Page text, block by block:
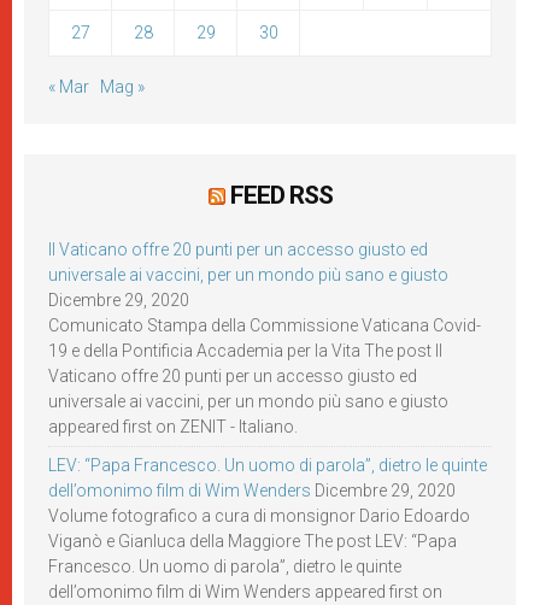
27 28 29 30
« Mar Mag »
FEED RSS
Il Vaticano offre 20 punti per un accesso giusto ed
universale ai vaccini, per un mondo più sano e giusto
Dicembre 29, 2020
Comunicato Stampa della Commissione Vaticana Covid-
19 e della Pontificia Accademia per la Vita The post Il
Vaticano offre 20 punti per un accesso giusto ed
universale ai vaccini, per un mondo più sano e giusto
appeared first on ZENIT - Italiano.
LEV: “Papa Francesco. Un uomo di parola”, dietro le quinte
dell’omonimo film di Wim Wenders Dicembre 29, 2020
Volume fotografico a cura di monsignor Dario Edoardo
Viganò e Gianluca della Maggiore The post LEV: “Papa
Francesco. Un uomo di parola”, dietro le quinte
dell’omonimo film di Wim Wenders appeared first on